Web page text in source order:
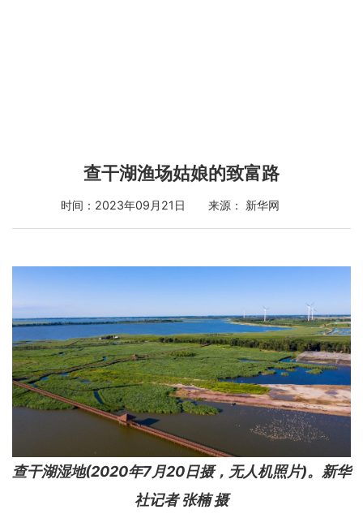
查干湖渔场姑娘的致富路
时间：2023年09月21日 来源： 新华网
查干湖湿地(2020年7月20日摄，无人机照片)。新华
社记者 张楠 摄